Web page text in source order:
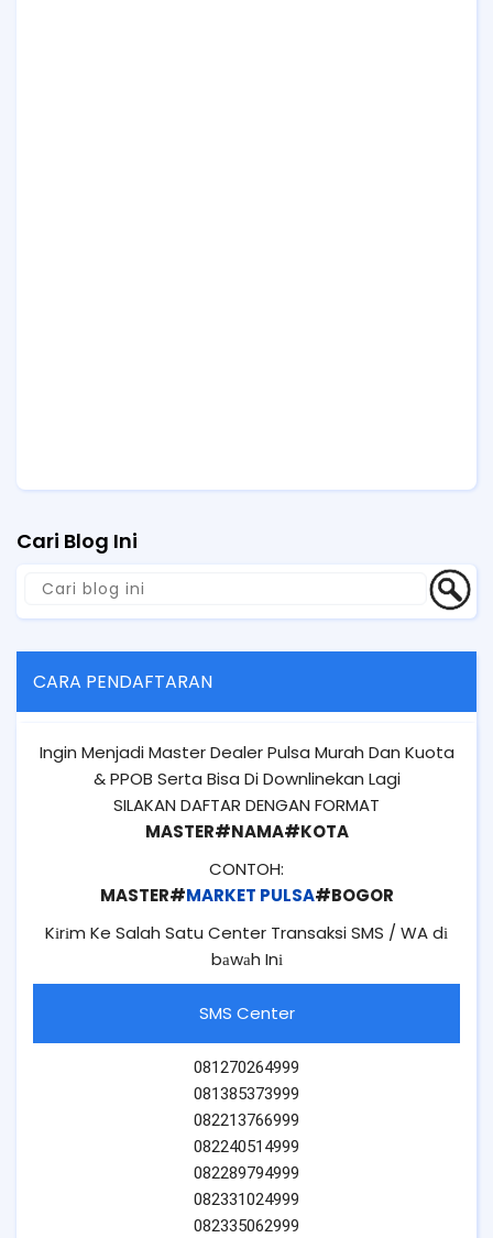
Cari Blog Ini
CARA PENDAFTARAN
Ingin Menjadi Master Dealer Pulsa Murah Dan Kuota
& PPOB Serta Bisa Di Downlinekan Lagi
SILAKAN DAFTAR DENGAN FORMAT
MASTER#NAMA#KOTA
CONTOH:
MASTER#MARKET PULSA#BOGOR
Kіrіm Ke Salah Satu Center Transaksi SMS / WA dі
bаwаh Inі
SMS Center
081270264999
081385373999
082213766999
082240514999
082289794999
082331024999
082335062999